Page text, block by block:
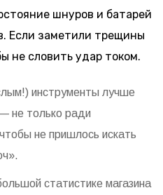
шнуров и батарей
Если заметили трещины
не словить удар током.
инструменты лучше
не только ради
не пришлось искать
статистике магазина